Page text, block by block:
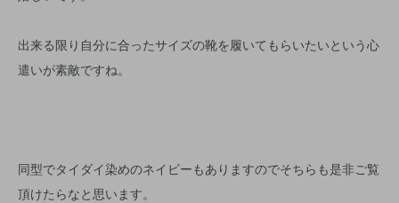
出来る限り自分に合ったサイズの靴を履いてもらいたいという心
遣いが素敵ですね。
同型でタイダイ染めのネイビーもありますのでそちらも是非ご覧
頂けたらなと思います。